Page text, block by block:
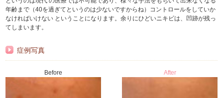
年齢まで（40を過ぎてというのは少ないですからね）コントロールをしていか
なければいけない ということになります。余りにひどいニキビは、凹跡が残っ
てしまいます。
症例写真
Before After